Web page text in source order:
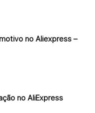
no Aliexpress –
no AliExpress